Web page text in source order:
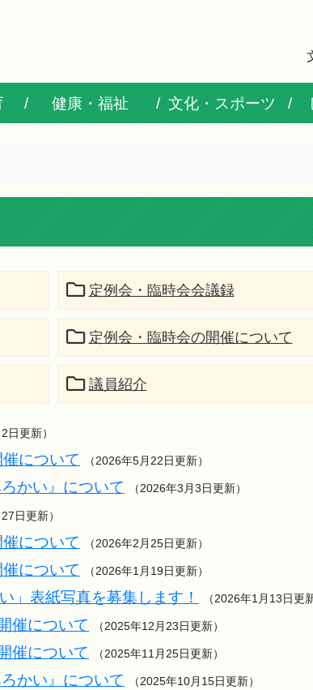
健康・福祉 文化・スポーツ
定例会・臨時会会議録
定例会・臨時会の開催について
議員紹介
日更新）
について （2026年5月22日更新）
かい』について （2026年3月3日更新）
日更新）
について （2026年2月25日更新）
について （2026年1月19日更新）
」表紙写真を募集します！ （2026年1月13日更
催について （2025年12月23日更新）
催について （2025年11月25日更新）
かい』について （2025年10月15日更新）